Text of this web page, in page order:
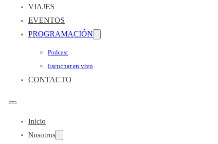
VIAJES
EVENTOS
PROGRAMACIÓN
Podcast
Escuchar en vivo
CONTACTO
Inicio
Nosotros